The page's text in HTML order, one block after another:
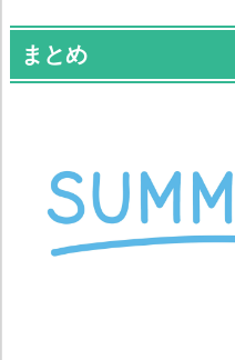
まとめ